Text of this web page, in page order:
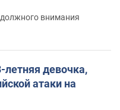
внимания
летняя девочка,
атаки на